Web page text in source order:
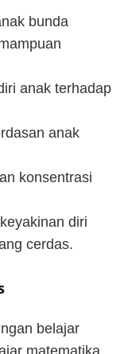
bunda
anak terhadap
anak
konsentrasi
diri
cerdas.
belajar